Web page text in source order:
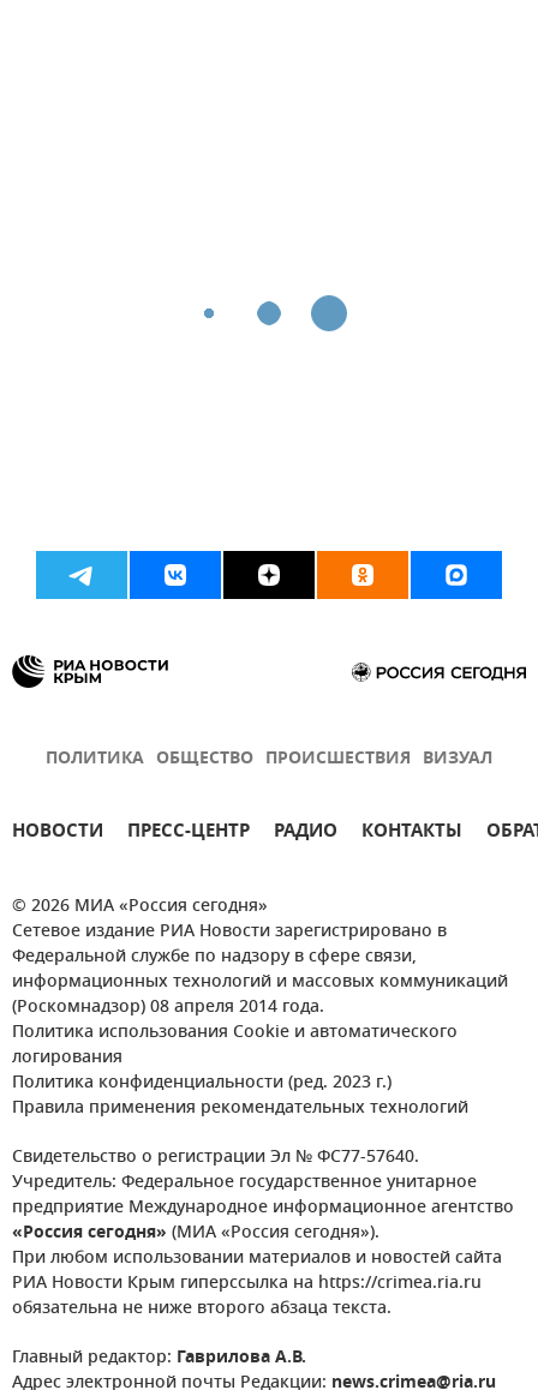
ПОЛИТИКА ОБЩЕСТВО ПРОИСШЕСТВИЯ ВИЗУАЛ
НОВОСТИ ПРЕСС-ЦЕНТР РАДИО КОНТАКТЫ
© 2026 МИА «Россия сегодня»
Сетевое издание РИА Новости зарегистрировано в
Федеральной службе по надзору в сфере связи,
информационных технологий и массовых коммуникаций
(Роскомнадзор) 08 апреля 2014 года.
Политика использования Cookie и автоматического
логирования
Политика конфиденциальности (ред. 2023 г.)
Правила применения рекомендательных технологий
Свидетельство о регистрации Эл № ФС77-57640.
Учредитель: Федеральное государственное унитарное
предприятие Международное информационное агентство
«Россия сегодня» (МИА «Россия сегодня»).
При любом использовании материалов и новостей сайта
РИА Новости Крым гиперссылка на https://crimea.ria.ru
обязательна не ниже второго абзаца текста.
Главный редактор: Гаврилова А.В.
Адрес электронной почты Редакции: news.crimea@ria.ru